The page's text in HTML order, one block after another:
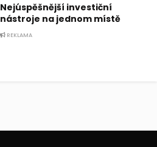
Nejúspěšnější investiční
nástroje na jednom místě
REKLAMA